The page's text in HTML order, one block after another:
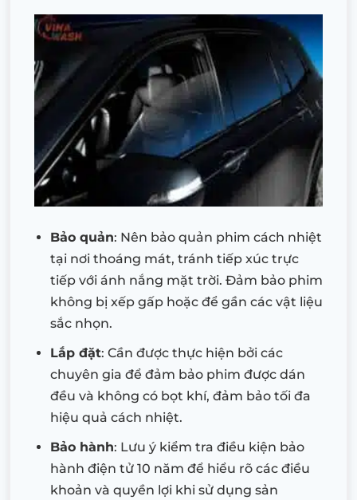
Bảo quản: Nên bảo quản phim cách nhiệt
tại nơi thoáng mát, tránh tiếp xúc trực
tiếp với ánh nắng mặt trời. Đảm bảo phim
không bị xếp gấp hoặc để gần các vật liệu
sắc nhọn.
Lắp đặt: Cần được thực hiện bởi các
chuyên gia để đảm bảo phim được dán
đều và không có bọt khí, đảm bảo tối đa
hiệu quả cách nhiệt.
Bảo hành: Lưu ý kiểm tra điều kiện bảo
hành điện tử 10 năm để hiểu rõ các điều
khoản và quyền lợi khi sử dụng sản